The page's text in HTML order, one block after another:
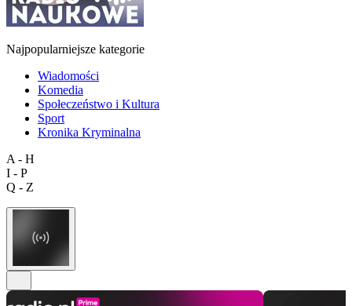
Najpopularniejsze kategorie
Wiadomości
Komedia
Społeczeństwo i Kultura
Sport
Kronika Kryminalna
A - H
I - P
Q - Z